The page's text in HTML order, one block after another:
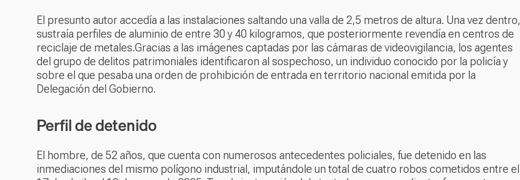
El presunto autor accedía a las instalaciones saltando una valla de 2,5 metros de altura. Una vez dentro,
sustraía perfiles de aluminio de entre 30 y 40 kilogramos, que posteriormente revendía en centros de
reciclaje de metales.Gracias a las imágenes captadas por las cámaras de videovigilancia, los agentes
del grupo de delitos patrimoniales identificaron al sospechoso, un individuo conocido por la policía y
sobre el que pesaba una orden de prohibición de entrada en territorio nacional emitida por la
Delegación del Gobierno.
Perfil de detenido
El hombre, de 52 años, que cuenta con numerosos antecedentes policiales, fue detenido en las
inmediaciones del mismo polígono industrial, imputándole un total de cuatro robos cometidos entre el